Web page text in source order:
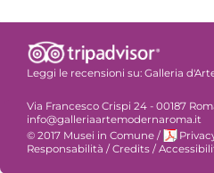
Leggi le recensioni su: Galleria
Via Francesco Crispi 24 - 00187
info@galleriaartemodernaroma.it
© 2017 Musei in Comune /
Responsabilità /Credits /